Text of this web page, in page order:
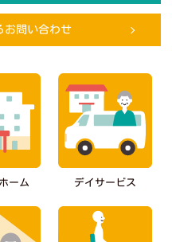
お問い合わせ
ーム デイサービス